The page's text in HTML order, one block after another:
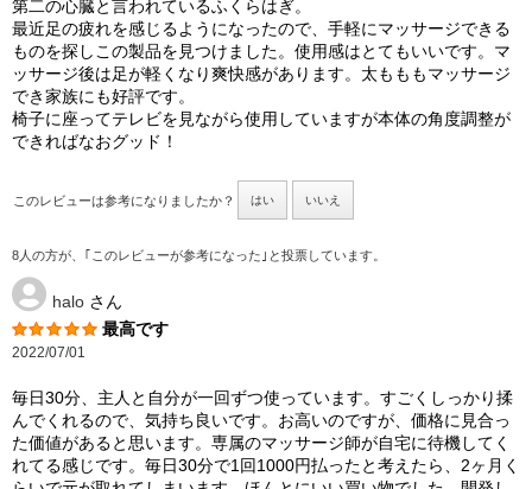
第二の心臓と言われているふくらはぎ。
最近足の疲れを感じるようになったので、手軽にマッサージできる
ものを探しこの製品を見つけました。使用感はとてもいいです。マ
ッサージ後は足が軽くなり爽快感があります。太もももマッサージ
でき家族にも好評です。
椅子に座ってテレビを見ながら使用していますが本体の角度調整が
できればなおグッド！
このレビューは参考になりましたか？ はい いいえ
8人の方が、｢このレビューが参考になった｣と投票しています。
halo さん
最高です
2022/07/01
毎日30分、主人と自分が一回ずつ使っています。すごくしっかり揉
んでくれるので、気持ち良いです。お高いのですが、価格に見合っ
た価値があると思います。専属のマッサージ師が自宅に待機してく
れてる感じです。毎日30分で1回1000円払ったと考えたら、2ヶ月く